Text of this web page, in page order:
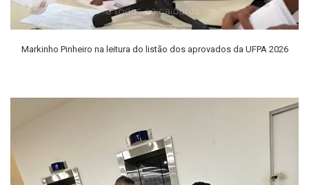
Markinho Pinheiro na leitura do listão dos aprovados da UFPA 2026